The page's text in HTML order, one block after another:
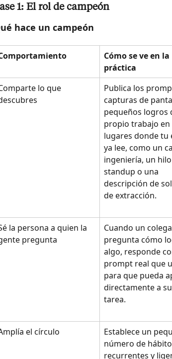
1: El rol de campeón
hace un campeón
Cómo se ve en la
práctica
lo que
Publica los
capturas de
pequeños logros
propio trabajo en
lugares donde tu
ya lee, como un
ingeniería, un
standup o una
descripción de
de extracción.
la persona a quien la
pregunta
Cuando un colega
pregunta cómo
algo, responde
prompt real que
para que pueda
directamente a
tarea.
el círculo
Establece un
número de
recurrentes y